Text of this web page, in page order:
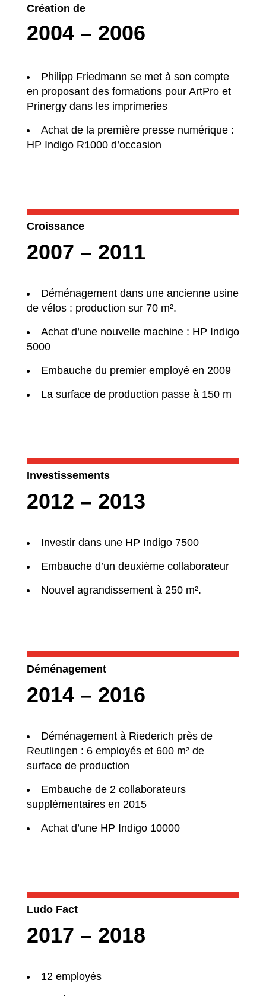
Création de
2004 – 2006
Philipp Friedmann se met à son compte
en proposant des formations pour ArtPro et
Prinergy dans les imprimeries
Achat de la première presse numérique :
HP Indigo R1000 d’occasion
Croissance
2007 – 2011
Déménagement dans une ancienne usine
de vélos : production sur 70 m².
Achat d’une nouvelle machine : HP Indigo
5000
Embauche du premier employé en 2009
La surface de production passe à 150 m
Investissements
2012 – 2013
Investir dans une HP Indigo 7500
Embauche d’un deuxième collaborateur
Nouvel agrandissement à 250 m².
Déménagement
2014 – 2016
Déménagement à Riederich près de
Reutlingen : 6 employés et 600 m² de
surface de production
Embauche de 2 collaborateurs
supplémentaires en 2015
Achat d’une HP Indigo 10000
Ludo Fact
2017 – 2018
12 employés